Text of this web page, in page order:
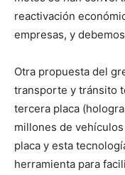
reactivación
empresas, y
Otra propuesta del
transporte y tránsito
tercera placa
millones de
placa y esta
herramienta para